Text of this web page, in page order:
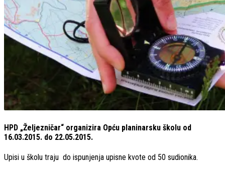
HPD „Željezničar“ organizira Opću planinarsku školu od
16.03.2015. do 22.05.2015.
Upisi u školu traju do ispunjenja upisne kvote od 50 sudionika.